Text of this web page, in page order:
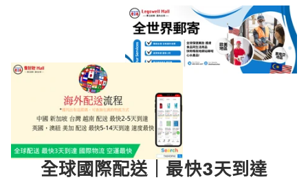
全球國際配送｜最快3天到達